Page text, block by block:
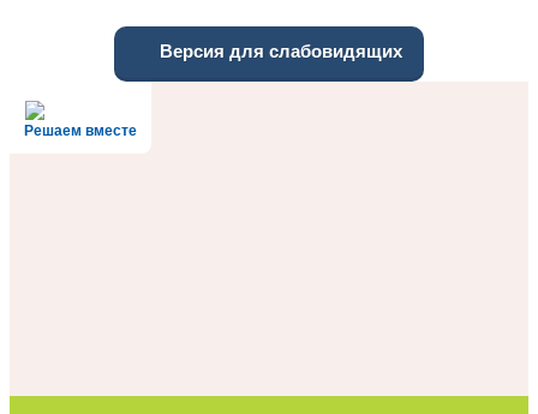
Версия для слабовидящих
Решаем вместе